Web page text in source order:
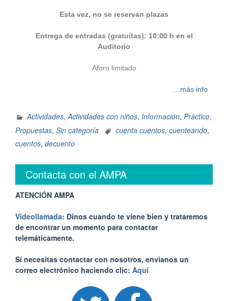
Esta vez, no se reservan plazas
Entrega de entradas (gratuitas): 10:00 h en el
Auditorio
Aforo limitado
…más info
Actividades,Actividades con niños, Información, Práctico,
Propuestas, Sin categoría cuenta cuentos, cuenteando,
cuentos, decuento
Contacta con el AMPA
ATENCIÓN AMPA
Videollamada: Dinos cuando te viene bien y trataremos
de encontrar un momento para contactar
telemáticamente.
Sí necesitas contactar con nosotros, envíanos un
correo electrónico haciendo clic: Aquí